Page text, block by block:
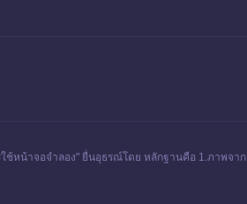
ใช้หน้าจอจำลอง" ยื่นอุธรณ์โดย หลักฐานคือ 1.ภาพจาก